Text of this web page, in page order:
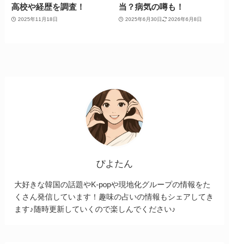
高校や経歴を調査！
2025年11月18日
当？病気の噂も！
2025年6月30日 2026年6月8日
ぴよたん
大好きな韓国の話題やK-popや現地化グループの情報をた
くさん発信しています！趣味の占いの情報もシェアしてき
ます♪随時更新していくので楽しんでください♪